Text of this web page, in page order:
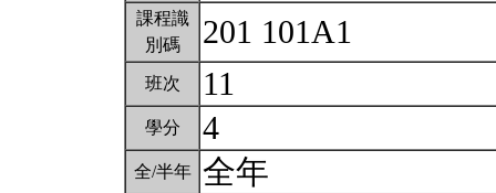
課程識
別碼
201 101A1
班次 11
學分 4
全/半年 全年